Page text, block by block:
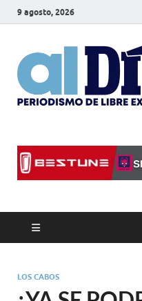
9 agosto, 2026
LOS CABOS